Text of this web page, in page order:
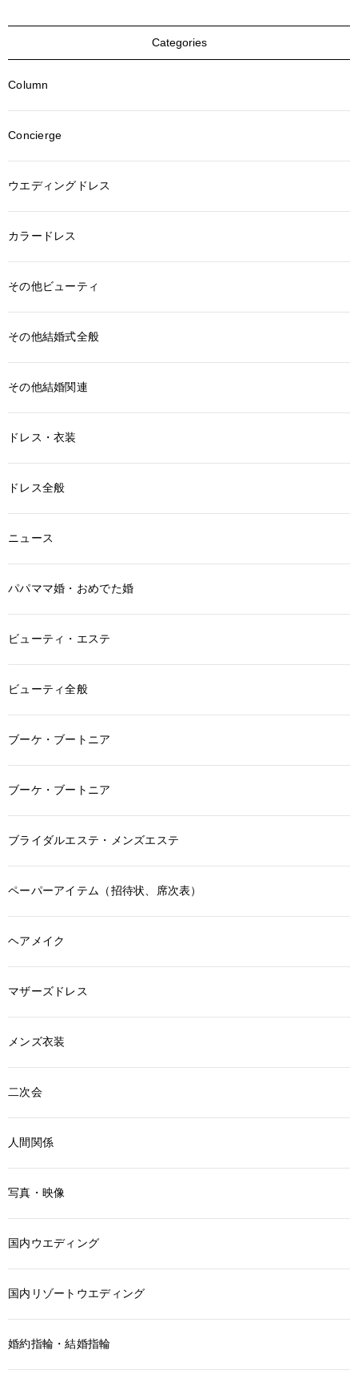
Categories
Column
Concierge
ウエディングドレス
カラードレス
その他ビューティ
その他結婚式全般
その他結婚関連
ドレス・衣装
ドレス全般
ニュース
パパママ婚・おめでた婚
ビューティ・エステ
ビューティ全般
ブーケ・ブートニア
ブーケ・ブートニア
ブライダルエステ・メンズエステ
ペーパーアイテム（招待状、席次表）
ヘアメイク
マザーズドレス
メンズ衣装
二次会
人間関係
写真・映像
国内ウエディング
国内リゾートウエディング
婚約指輪・結婚指輪